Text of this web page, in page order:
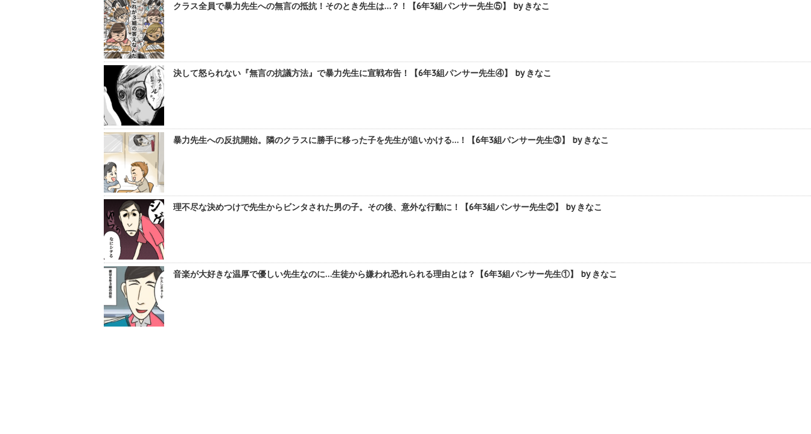
クラス全員で暴力先生への無言の抵抗！そのとき先生は…？！【6年3組パンサー先生⑤】 by きなこ
決して怒られない『無言の抗議方法』で暴力先生に宣戦布告！【6年3組パンサー先生④】 by きなこ
暴力先生への反抗開始。隣のクラスに勝手に移った子を先生が追いかける…！【6年3組パンサー先生③】 by きなこ
理不尽な決めつけで先生からビンタされた男の子。その後、意外な行動に！【6年3組パンサー先生②】 by きなこ
音楽が大好きな温厚で優しい先生なのに…生徒から嫌われ恐れられる理由とは？【6年3組パンサー先生①】 by きなこ